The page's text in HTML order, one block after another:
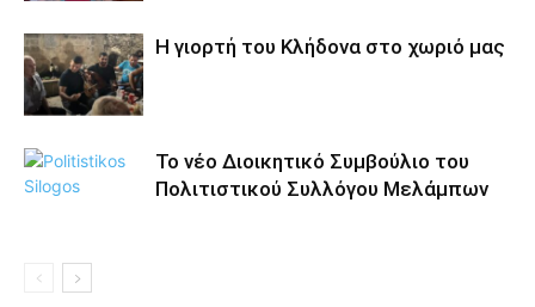
Η γιορτή του Κλήδονα στο χωριό μας
Το νέο Διοικητικό Συμβούλιο του
Πολιτιστικού Συλλόγου Μελάμπων